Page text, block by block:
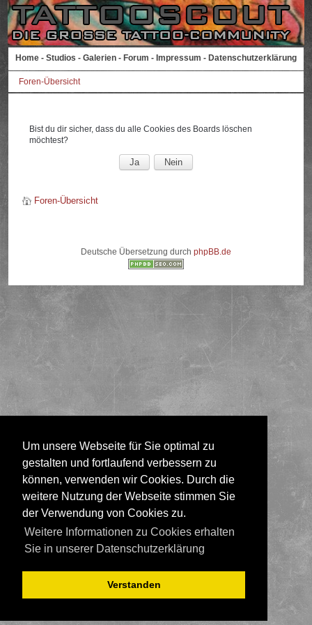
Um unsere Webseite für Sie optimal zu
gestalten und fortlaufend verbessern zu
können, verwenden wir Cookies. Durch die
weitere Nutzung der Webseite stimmen Sie
der Verwendung von Cookies zu.
Weitere Informationen zu Cookies erhalten
Sie in unserer Datenschutzerklärung
Verstanden
Home - Studios - Galerien - Forum - Impressum - Datenschutzerklärung
Foren-Übersicht
Bist du dir sicher, dass du alle Cookies des Boards löschen
möchtest?
Foren-Übersicht
Deutsche Übersetzung durch phpBB.de